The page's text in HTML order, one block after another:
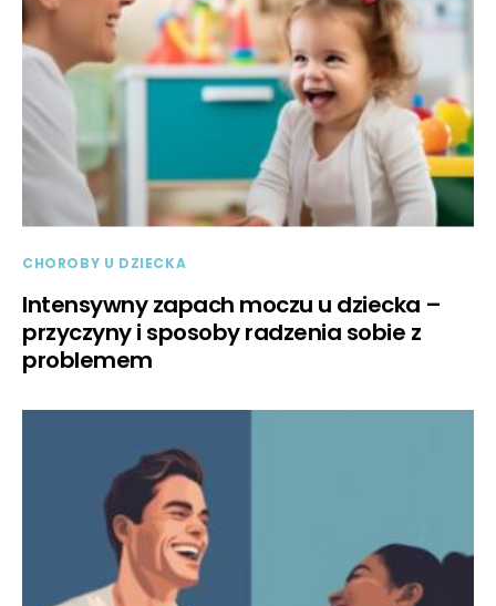
CHOROBY U DZIECKA
Intensywny zapach moczu u dziecka –
przyczyny i sposoby radzenia sobie z
problemem